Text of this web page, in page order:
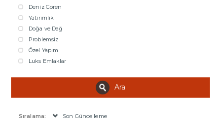
Deniz Gören
Yatırımlık
Doğa ve Dağ
Problemsiz
Özel Yapım
Luks Emlaklar
Ara
Sıralama:
Son Güncelleme